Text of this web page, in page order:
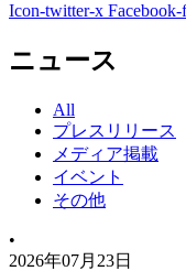
Icon-twitter-x Facebook-f
ニュース
All
プレスリリース
メディア掲載
イベント
その他
•
2026年07月23日